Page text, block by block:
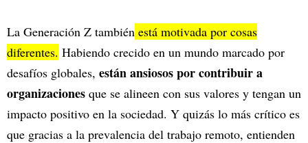
La Generación Z también está motivada por cosas
diferentes. Habiendo crecido en un mundo marcado por
desafíos globales, están ansiosos por contribuir a
organizaciones que se alineen con sus valores y tengan un
impacto positivo en la sociedad. Y quizás lo más crítico es
que gracias a la prevalencia del trabajo remoto, entienden